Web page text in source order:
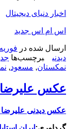
اخبار دنیای دیجیتال
اس ام اس جدید
ارسال شده در فوریه 26, 2016
دیدنی
برچسب‌ها
نمکستان, مسعود,
عکس
عکس دیدنی